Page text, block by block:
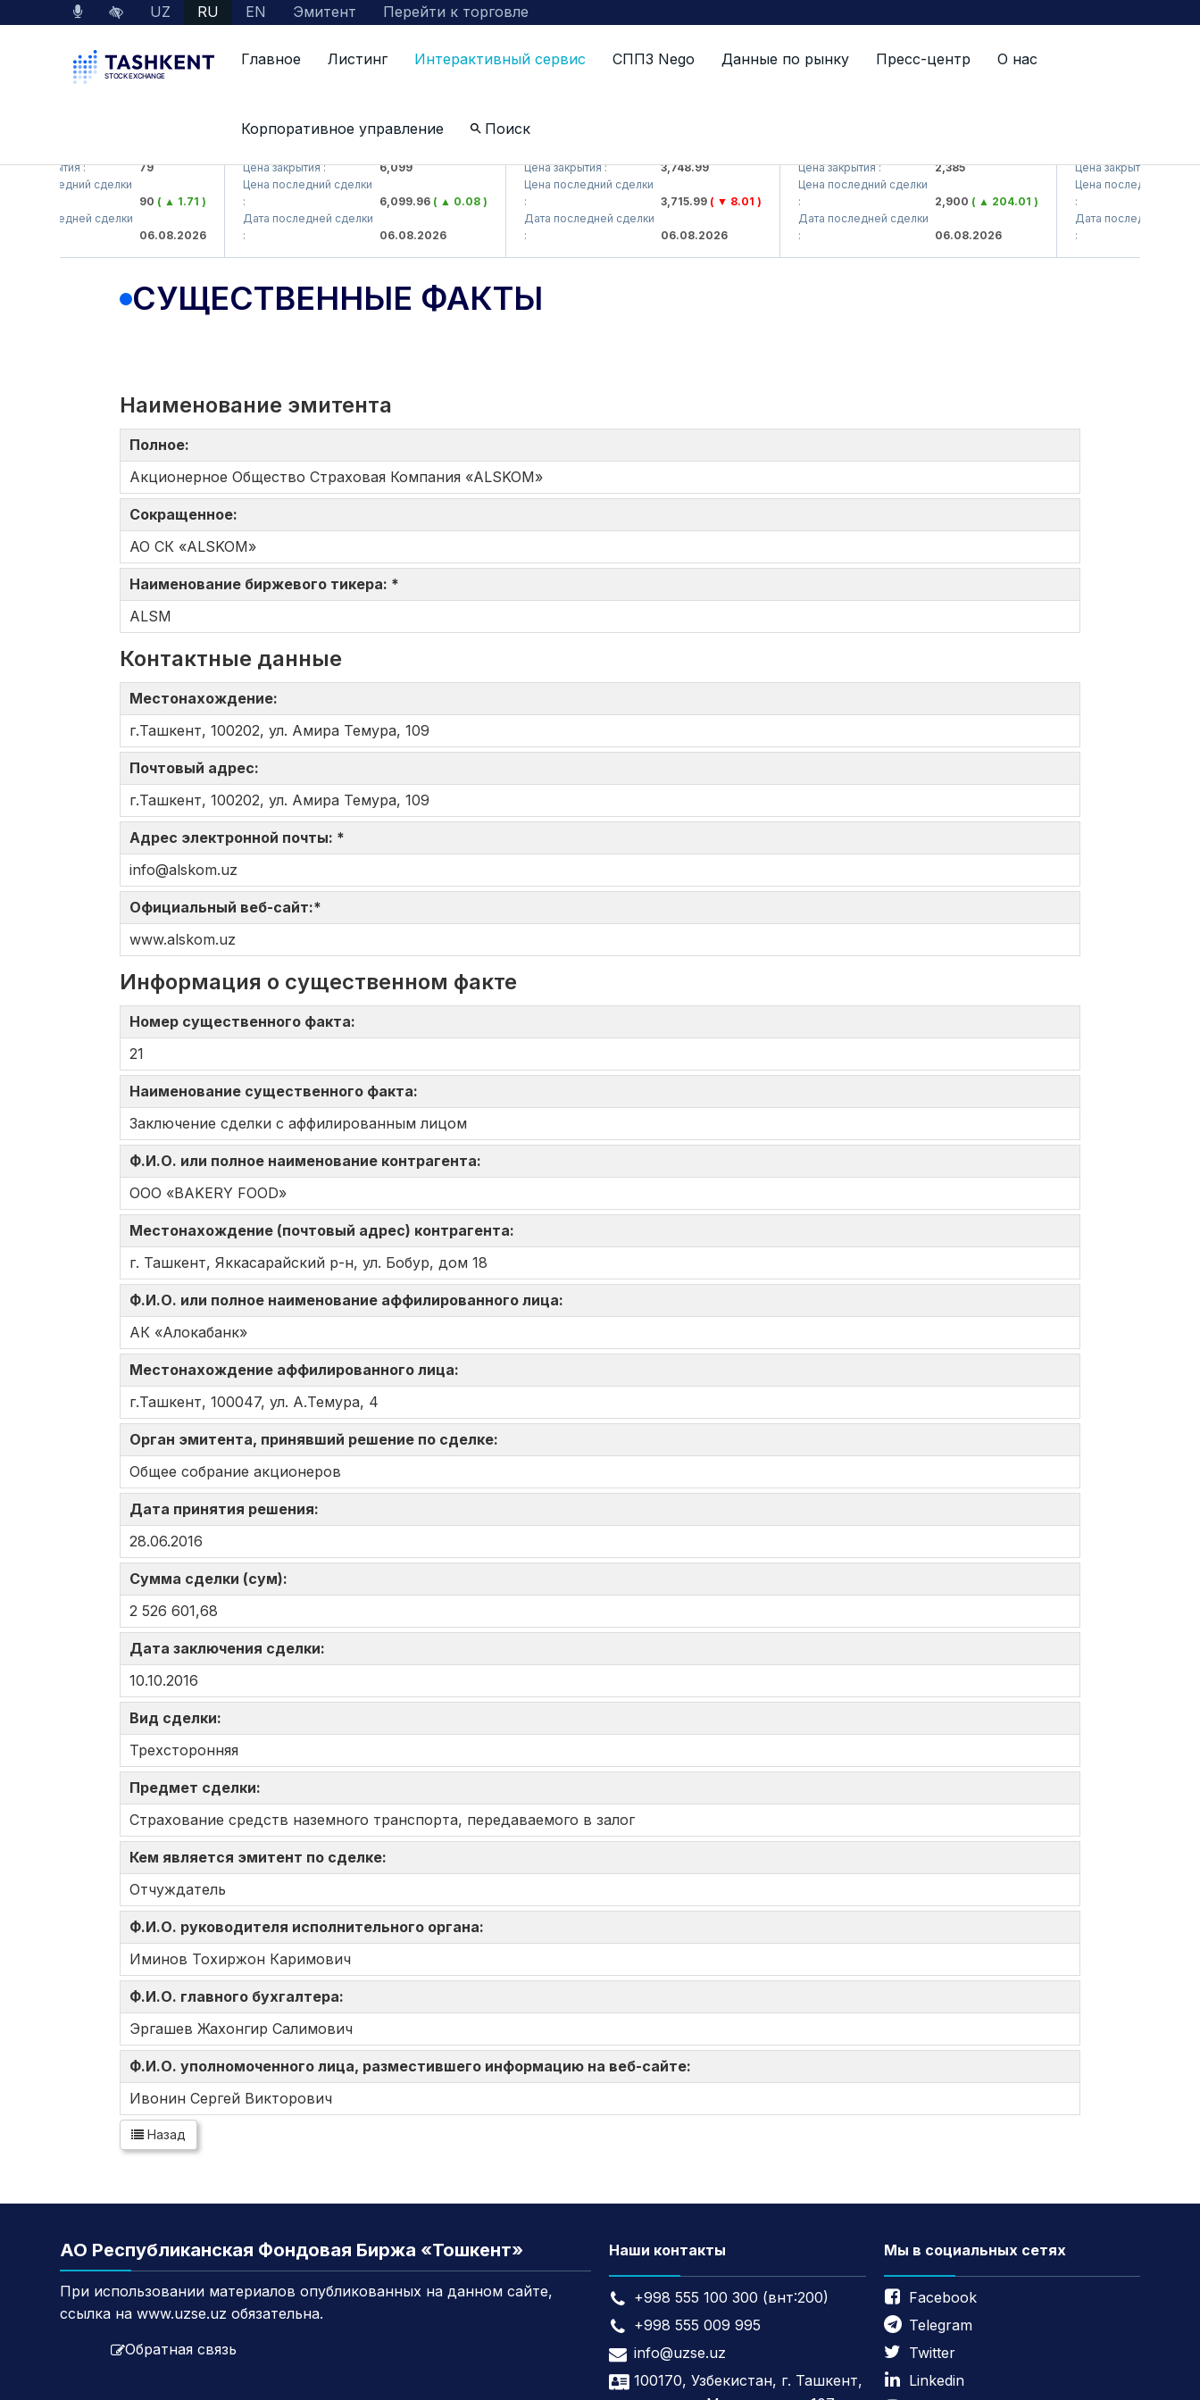
UZ RU EN Эмитент Перейти к торговле
Главное Листинг Интерактивный сервис СППЗ Nego Данные по рынку Пресс-центр О нас
Корпоративное управление Поиск
закрытия :
79
последний сделки
( ▲ 1.71 )
последней сделки
06.08.2026
Цена закрытия :
6,099
Цена последний сделки
6,099.96( ▲ 0.08 )
Дата последней сделки
06.08.2026
Цена закрытия :
3,748.99
Цена последний сделки
3,715.99( ▼ 8.01 )
Дата последней сделки
06.08.2026
Цена закрытия :
2,385
Цена последний сделки
2,900( ▲ 204.01 )
Дата последней сделки
06.08.2026
Цена закрытия :
Цена последний сделки
Дата последней сделки
СУЩЕСТВЕННЫЕ ФАКТЫ
Наименование эмитента
Полное:
Акционерное Общество Страховая Компания «ALSKOM»
Сокращенное:
АО СК «ALSKOM»
Наименование биржевого тикера: *
ALSM
Контактные данные
Местонахождение:
г.Ташкент, 100202, ул. Амира Темура, 109
Почтовый адрес:
г.Ташкент, 100202, ул. Амира Темура, 109
Адрес электронной почты: *
info@alskom.uz
Официальный веб-сайт:*
www.alskom.uz
Информация о существенном факте
Номер существенного факта:
21
Наименование существенного факта:
Заключение сделки с аффилированным лицом
Ф.И.О. или полное наименование контрагента:
OOO «BAKERY FOOD»
Местонахождение (почтовый адрес) контрагента:
г. Ташкент, Яккасарайский р-н, ул. Бобур, дом 18
Ф.И.О. или полное наименование аффилированного лица:
АК «Алокабанк»
Местонахождение аффилированного лица:
г.Ташкент, 100047, ул. А.Темура, 4
Орган эмитента, принявший решение по сделке:
Общее собрание акционеров
Дата принятия решения:
28.06.2016
Сумма сделки (сум):
2 526 601,68
Дата заключения сделки:
10.10.2016
Вид сделки:
Трехсторонняя
Предмет сделки:
Страхование средств наземного транспорта, передаваемого в залог
Кем является эмитент по сделке:
Отчуждатель
Ф.И.О. руководителя исполнительного органа:
Иминов Тохиржон Каримович
Ф.И.О. главного бухгалтера:
Эргашев Жахонгир Салимович
Ф.И.О. уполномоченного лица, разместившего информацию на веб-сайте:
Ивонин Сергей Викторович
Назад
АО Республиканская Фондовая Биржа «Тошкент»
При использовании материалов опубликованных на данном сайте,
ссылка на www.uzse.uz обязательна.
Обратная связь
Наши контакты
+998 555 100 300 (внт:200)
+998 555 009 995
info@uzse.uz
100170, Узбекистан, г. Ташкент,
Мы в социальных сетях
Facebook
Telegram
Twitter
Linkedin